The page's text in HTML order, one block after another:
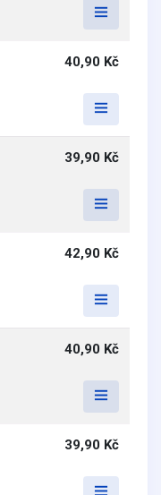
40,90 Kč
39,90 Kč
42,90 Kč
40,90 Kč
39,90 Kč